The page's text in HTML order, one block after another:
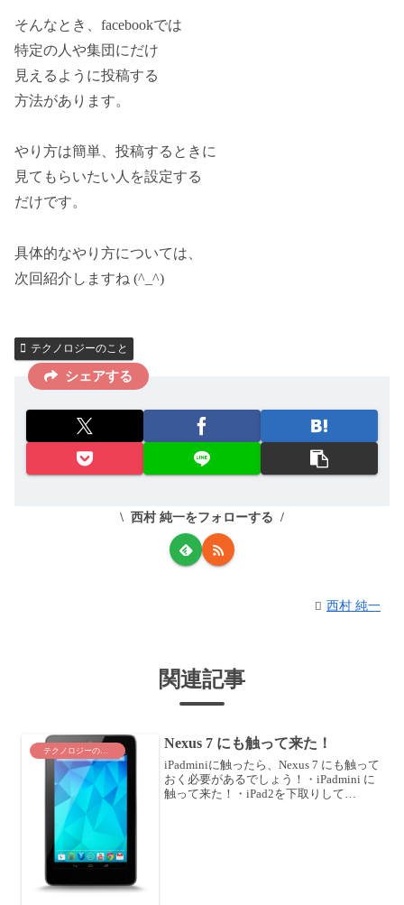
そんなとき、facebookでは
特定の人や集団にだけ
見えるように投稿する
方法があります。
やり方は簡単、投稿するときに
見てもらいたい人を設定する
だけです。
具体的なやり方については、
次回紹介しますね (^_^)
テクノロジーのこと
シェアする
西村 純一をフォローする
西村 純一
関連記事
テクノロジーのこと Nexus 7 にも触って来た！
iPadminiに触ったら、Nexus 7 にも触って
おく必要があるでしょう！・iPadmini に
触って来た！・iPad2を下取りして